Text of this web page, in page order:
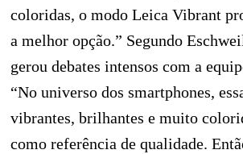
coloridas, o modo Leica Vibrant
a melhor opção.” Segundo
gerou debates intensos com a
“No universo dos smartphones,
vibrantes, brilhantes e muito
como referência de qualidade.